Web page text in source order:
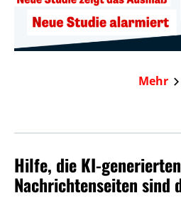
Mehr
Hilfe, die KI-generierten
Nachrichtenseiten sind